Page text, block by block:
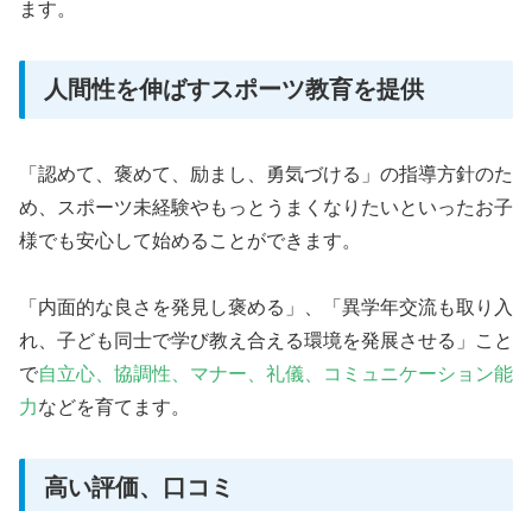
ます。
人間性を伸ばすスポーツ教育を提供
「認めて、褒めて、励まし、勇気づける」の指導方針のた
め、スポーツ未経験やもっとうまくなりたいといったお子
様でも安心して始めることができます。
「内面的な良さを発見し褒める」、「異学年交流も取り入
れ、子ども同士で学び教え合える環境を発展させる」こと
で自立心、協調性、マナー、礼儀、コミュニケーション能
力などを育てます。
高い評価、口コミ